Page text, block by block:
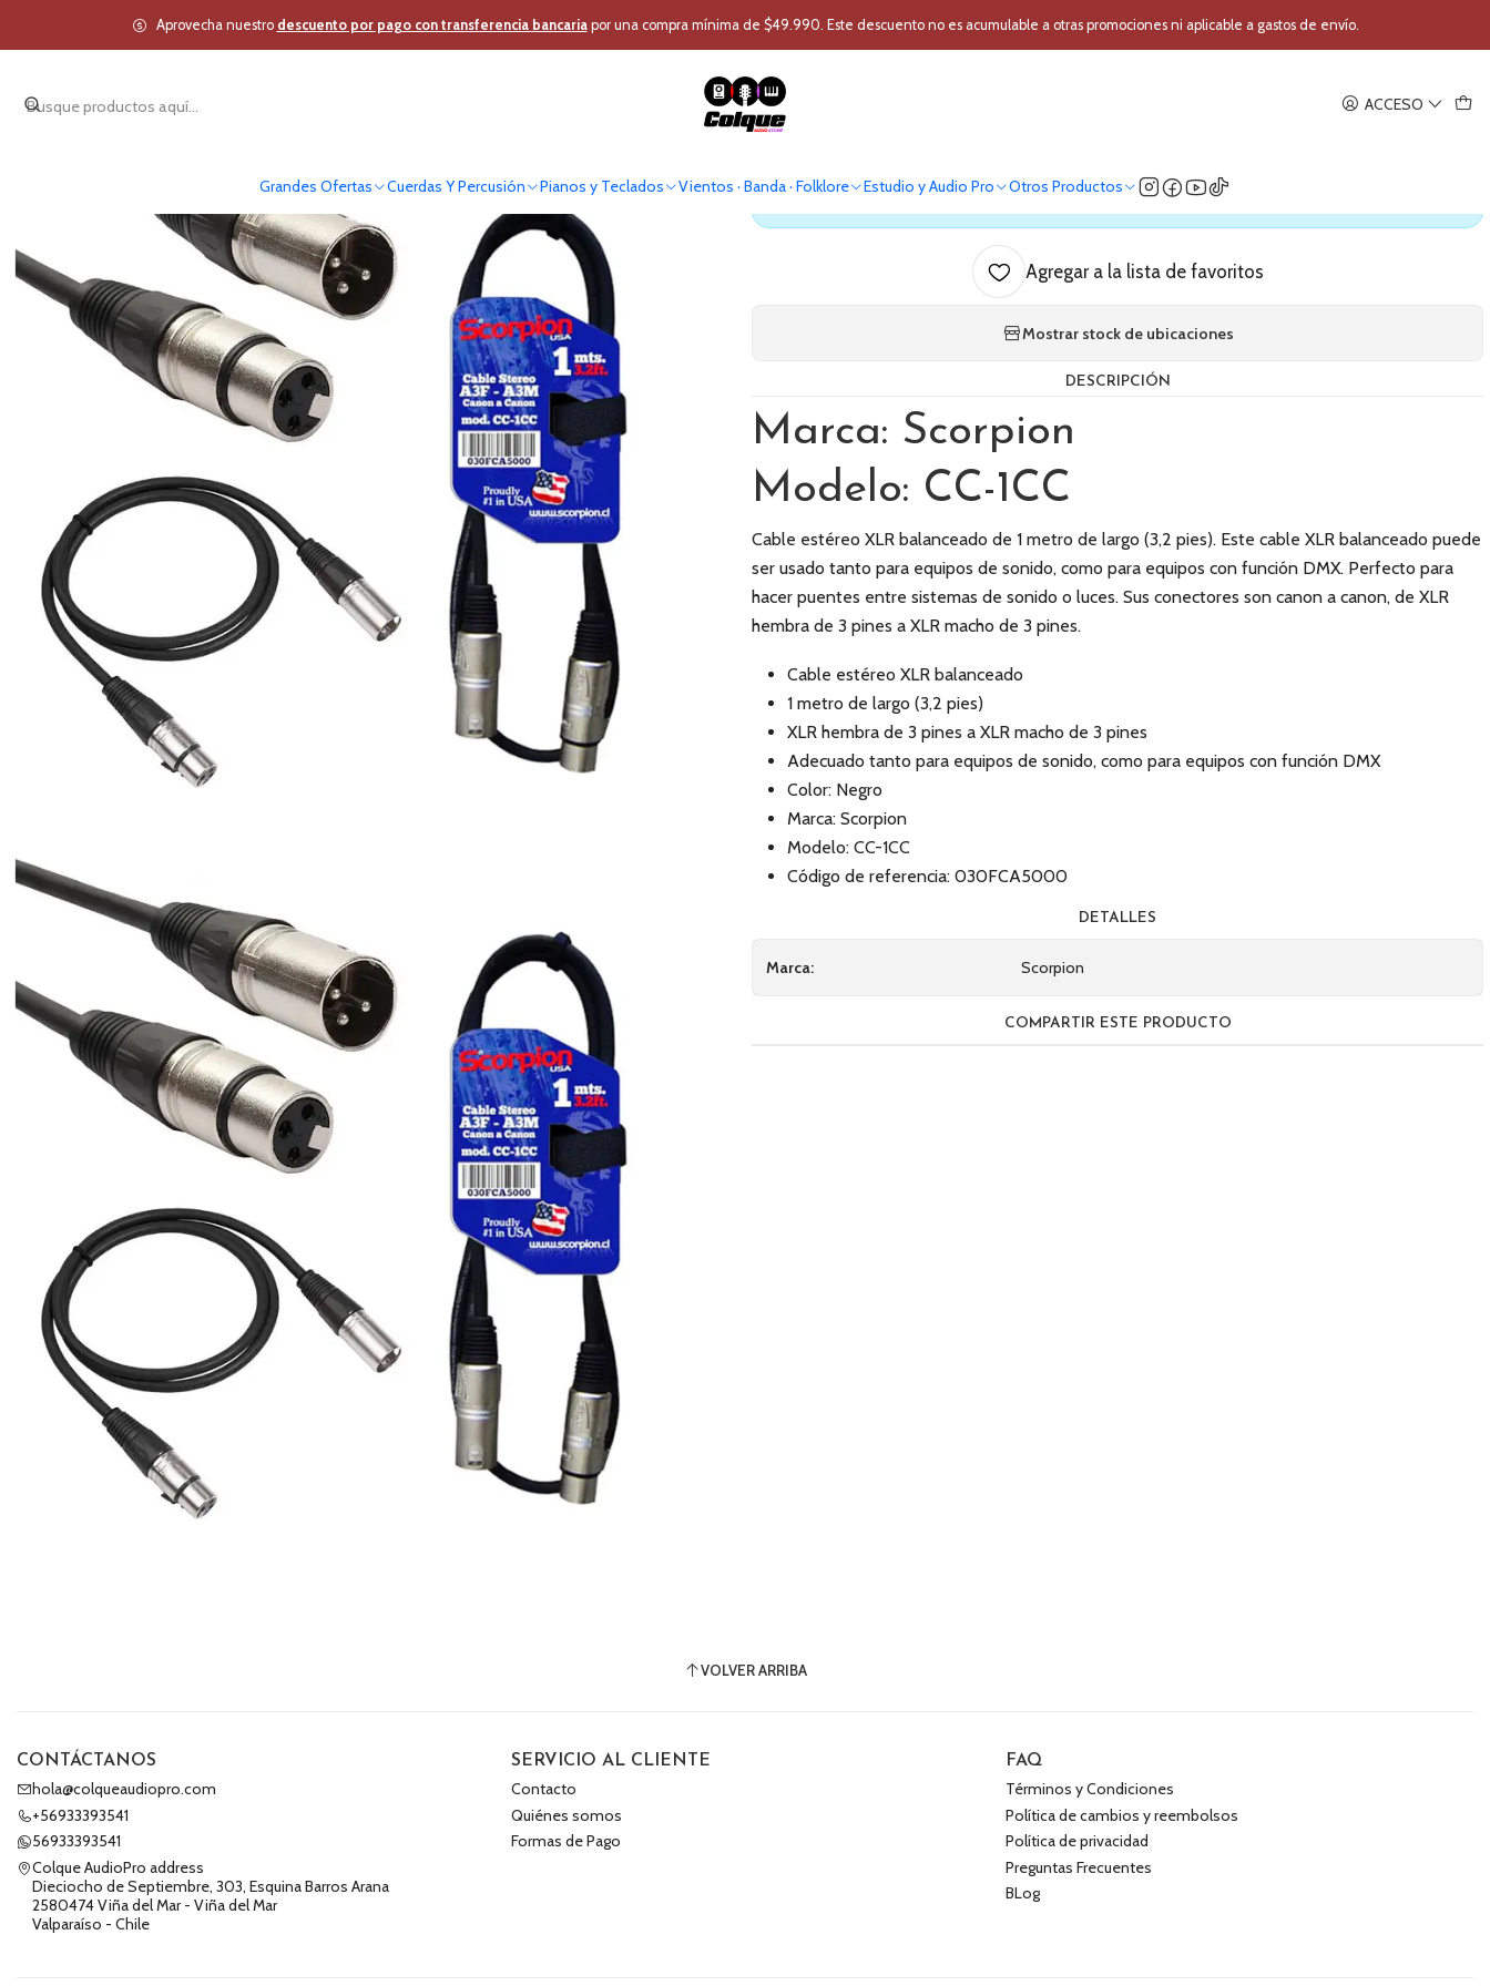
ACCESO
Grandes Ofertas Cuerdas Y Percusión Pianos y Teclados Vientos · Banda · Folklore Estudio y Audio Pro Otros Productos
Aprovecha nuestro descuento por pago con transferencia bancariapor una compra mínima de $49.990. Este descuento no es acumulable a otras promociones ni aplicable a gastos de envío.
Inicio Estudio y Audio Pro Audio Profesional Cable - Conector Cable Micrófono Cable XLR 1 metro Scorpion CC-1CC
Cable XLR 1 metro Scorpion CC-1CC
Antes de comprar verifica nuestro stock
Agregar a la lista de favoritos
Mostrar stock de ubicaciones
DESCRIPCIÓN
Marca: Scorpion
Modelo: CC-1CC
Cable estéreo XLR balanceado de 1 metro de largo (3,2 pies). Este cable XLR balanceado puede
ser usado tanto para equipos de sonido, como para equipos con función DMX. Perfecto para
hacer puentes entre sistemas de sonido o luces. Sus conectores son canon a canon, de XLR
hembra de 3 pines a XLR macho de 3 pines.
Cable estéreo XLR balanceado
1 metro de largo (3,2 pies)
XLR hembra de 3 pines a XLR macho de 3 pines
Adecuado tanto para equipos de sonido, como para equipos con función DMX
Color: Negro
Marca: Scorpion
Modelo: CC-1CC
Código de referencia: 030FCA5000
DETALLES
Marca: Scorpion
COMPARTIR ESTE PRODUCTO
VOLVER ARRIBA
CONTÁCTANOS
hola@colqueaudiopro.com
+56933393541
56933393541
Colque AudioPro address
Dieciocho de Septiembre, 303, Esquina Barros Arana
2580474 Viña del Mar - Viña del Mar
Valparaíso - Chile
SERVICIO AL CLIENTE
Contacto
Quiénes somos
Formas de Pago
FAQ
Términos y Condiciones
Política de cambios y reembolsos
Política de privacidad
Preguntas Frecuentes
BLog